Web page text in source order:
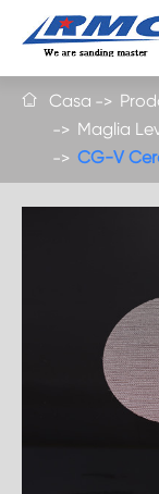
 Casa
Maglia
CG-V